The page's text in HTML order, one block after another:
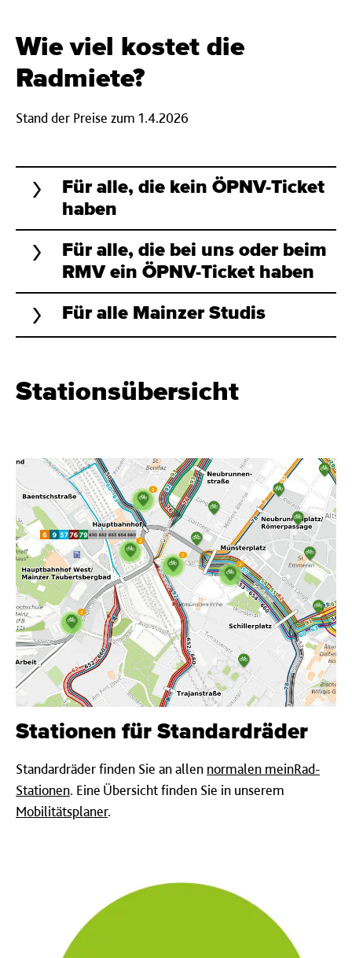
Wie viel kostet die
Radmiete?
Stand der Preise zum 1.4.2026
Für alle, die kein ÖPNV-Ticket
haben
Für alle, die bei uns oder beim
RMV ein ÖPNV-Ticket haben
Für alle Mainzer Studis
Stationsübersicht
Stationen für Standardräder
Standardräder finden Sie an allen normalen meinRad-
Stationen. Eine Übersicht finden Sie in unserem
Mobilitätsplaner.